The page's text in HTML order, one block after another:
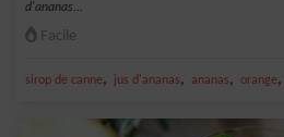
d'ananas...
Facile
sirop de canne, jus d'ananas, ananas, orange,